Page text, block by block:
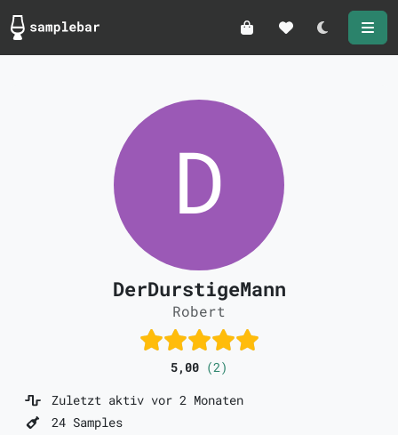
Darkmode
DerDurstigeMann
Robert
5,00 (2)
Zuletzt aktiv vor 2 Monaten
24 Samples